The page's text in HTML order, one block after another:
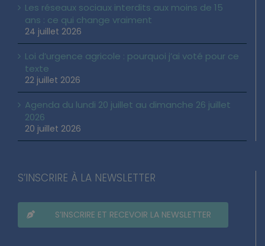
Les réseaux sociaux interdits aux moins de 15
ans : ce qui change vraiment
24 juillet 2026
Loi d’urgence agricole : pourquoi j’ai voté pour ce
texte
22 juillet 2026
Agenda du lundi 20 juillet au dimanche 26 juillet
2026
20 juillet 2026
S’INSCRIRE À LA NEWSLETTER
S’INSCRIRE ET RECEVOIR LA NEWSLETTER